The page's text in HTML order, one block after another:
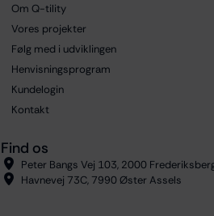
Om Q-tility
Vores projekter
Følg med i udviklingen
Henvisningsprogram
Kundelogin
Kontakt
Find os
Peter Bangs Vej 103, 2000
Havnevej 73C, 7990 Øster Assels